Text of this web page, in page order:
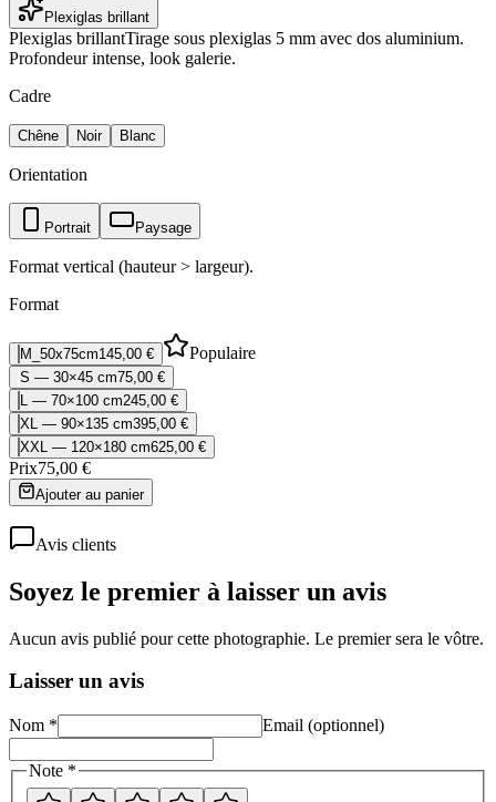
Plexiglas brillant
Plexiglas brillantTirage sous plexiglas 5 mm avec dos aluminium.
Profondeur intense, look galerie.
Cadre
Chêne Noir Blanc
Orientation
Portrait Paysage
Format vertical (hauteur > largeur).
Format
M_50x75cm145,00 € Populaire
S — 30×45 cm75,00 €
L — 70×100 cm245,00 €
XL — 90×135 cm395,00 €
XXL — 120×180 cm625,00 €
Prix75,00 €
Ajouter au panier
Avis clients
Soyez le premier à laisser un avis
Aucun avis publié pour cette photographie. Le premier sera le vôtre.
Laisser un avis
Nom * Email (optionnel)
Note *